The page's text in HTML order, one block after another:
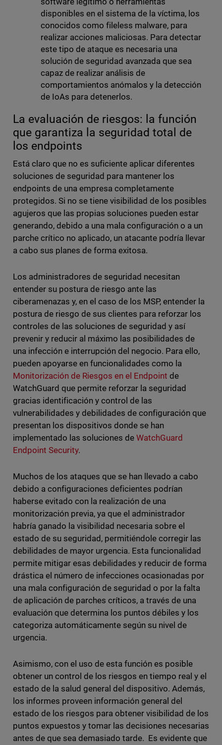
disponibles en el sistema de la víctima, los
conocidos como fileless malware, para
realizar acciones maliciosas. Para detectar
este tipo de ataque es necesaria una
solución de seguridad avanzada que sea
capaz de realizar análisis de
comportamientos anómalos y la detección
de IoAs para detenerlos.
La evaluación de riesgos: la función
que garantiza la seguridad total de
los endpoints
Está claro que no es suficiente aplicar diferentes
soluciones de seguridad para mantener los
endpoints de una empresa completamente
protegidos. Si no se tiene visibilidad de los posibles
agujeros que las propias soluciones pueden estar
generando, debido a una mala configuración o a un
parche crítico no aplicado, un atacante podría llevar
a cabo sus planes de forma exitosa.
Los administradores de seguridad necesitan
entender su postura de riesgo ante las
ciberamenazas y, en el caso de los MSP, entender la
postura de riesgo de sus clientes para reforzar los
controles de las soluciones de seguridad y así
prevenir y reducir al máximo las posibilidades de
una infección e interrupción del negocio. Para ello,
pueden apoyarse en funcionalidades como la
Monitorización de Riesgos en el Endpoint de
WatchGuard que permite reforzar la seguridad
gracias identificación y control de las
vulnerabilidades y debilidades de configuración que
presentan los dispositivos donde se han
implementado las soluciones de WatchGuard
Endpoint Security.
Muchos de los ataques que se han llevado a cabo
debido a configuraciones deficientes podrían
haberse evitado con la realización de una
monitorización previa, ya que el administrador
habría ganado la visibilidad necesaria sobre el
estado de su seguridad, permitiéndole corregir las
debilidades de mayor urgencia. Esta funcionalidad
permite mitigar esas debilidades y reducir de forma
drástica el número de infecciones ocasionadas por
una mala configuración de seguridad o por la falta
de aplicación de parches críticos, a través de una
evaluación que determina los puntos débiles y los
categoriza automáticamente según su nivel de
urgencia.
Asimismo, con el uso de esta función es posible
obtener un control de los riesgos en tiempo real y el
estado de la salud general del dispositivo. Además,
los informes proveen información general del
estado de los riesgos para obtener visibilidad de los
puntos expuestos y tomar las decisiones necesarias
antes de que sea demasiado tarde. Es evidente que